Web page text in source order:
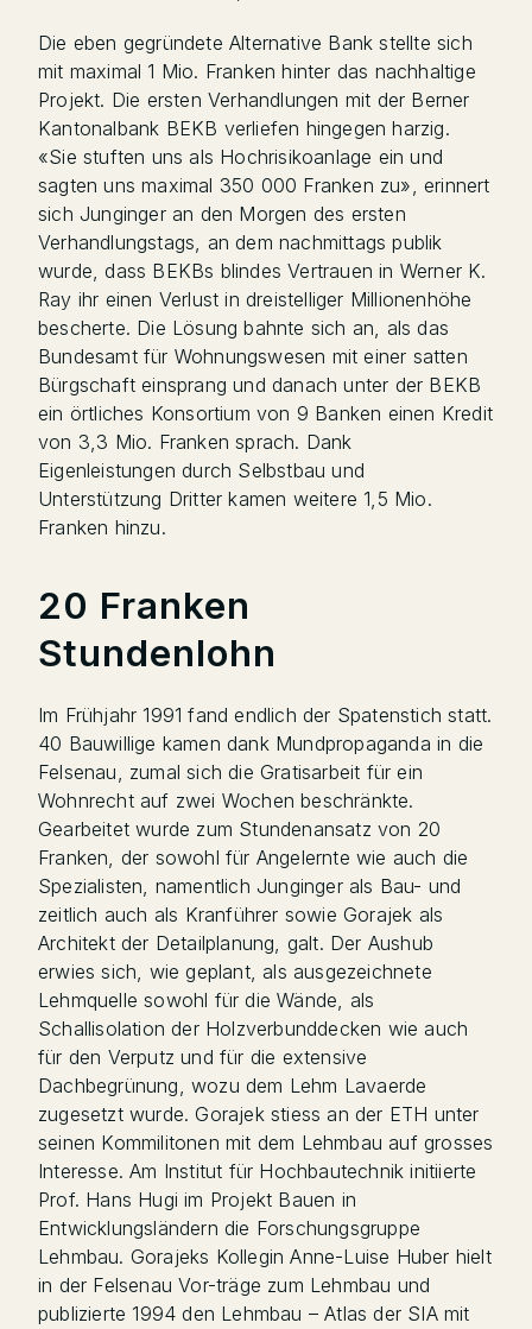
Die eben gegründete Alternative Bank stellte sich
mit maximal 1 Mio. Franken hinter das nachhaltige
Projekt. Die ersten Verhandlungen mit der Berner
Kantonalbank BEKB verliefen hingegen harzig.
«Sie stuften uns als Hochrisikoanlage ein und
sagten uns maximal 350 000 Franken zu», erinnert
sich Junginger an den Morgen des ersten
Verhandlungstags, an dem nachmittags publik
wurde, dass BEKBs blindes Vertrauen in Werner K.
Ray ihr einen Verlust in dreistelliger Millionenhöhe
bescherte. Die Lösung bahnte sich an, als das
Bundesamt für Wohnungswesen mit einer satten
Bürgschaft einsprang und danach unter der BEKB
ein örtliches Konsortium von 9 Banken einen Kredit
von 3,3 Mio. Franken sprach. Dank
Eigenleistungen durch Selbstbau und
Unterstützung Dritter kamen weitere 1,5 Mio.
Franken hinzu.
20 Franken
Stundenlohn
Im Frühjahr 1991 fand endlich der Spatenstich statt.
40 Bauwillige kamen dank Mundpropaganda in die
Felsenau, zumal sich die Gratisarbeit für ein
Wohnrecht auf zwei Wochen beschränkte.
Gearbeitet wurde zum Stundenansatz von 20
Franken, der sowohl für Angelernte wie auch die
Spezialisten, namentlich Junginger als Bau- und
zeitlich auch als Kranführer sowie Gorajek als
Architekt der Detailplanung, galt. Der Aushub
erwies sich, wie geplant, als ausgezeichnete
Lehmquelle sowohl für die Wände, als
Schallisolation der Holzverbunddecken wie auch
für den Verputz und für die extensive
Dachbegrünung, wozu dem Lehm Lavaerde
zugesetzt wurde. Gorajek stiess an der ETH unter
seinen Kommilitonen mit dem Lehmbau auf grosses
Interesse. Am Institut für Hochbautechnik initiierte
Prof. Hans Hugi im Projekt Bauen in
Entwicklungsländern die Forschungsgruppe
Lehmbau. Gorajeks Kollegin Anne-Luise Huber hielt
in der Felsenau Vor-träge zum Lehmbau und
publizierte 1994 den Lehmbau – Atlas der SIA mit